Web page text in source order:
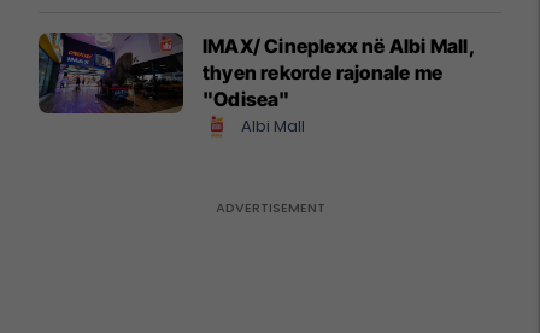
IMAX/ Cineplexx në Albi Mall,
thyen rekorde rajonale me
"Odisea"
Albi Mall